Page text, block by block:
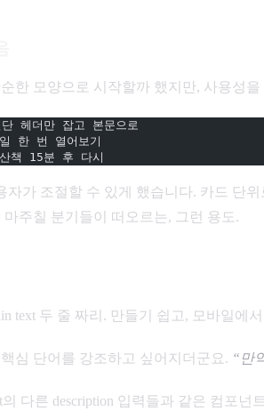
한 모양으로 시작할까 했지만, 사용성
헤더만 잡고 본문으로
한 번 열어보기
책 15분 후 다시
가 조절할 수 있게 했습니다. 카드 단
주칠 분기들이 떠오르는, 그런 용도.
text 두 줄 짜리. 만들기 쉽고, 모바일에
심 단어를 강조하고 싶어지더군요. “만
의 다른 description 입력들과 같은 컴포